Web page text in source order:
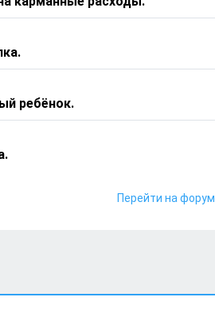
ребёнок.
Перейти на форум